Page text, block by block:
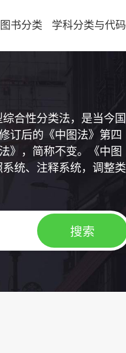
书分类 学科分类与代码
合性分类法，是当今国
订后的《中图法》第四
》，简称不变。《中图
统、注释系统，调整类